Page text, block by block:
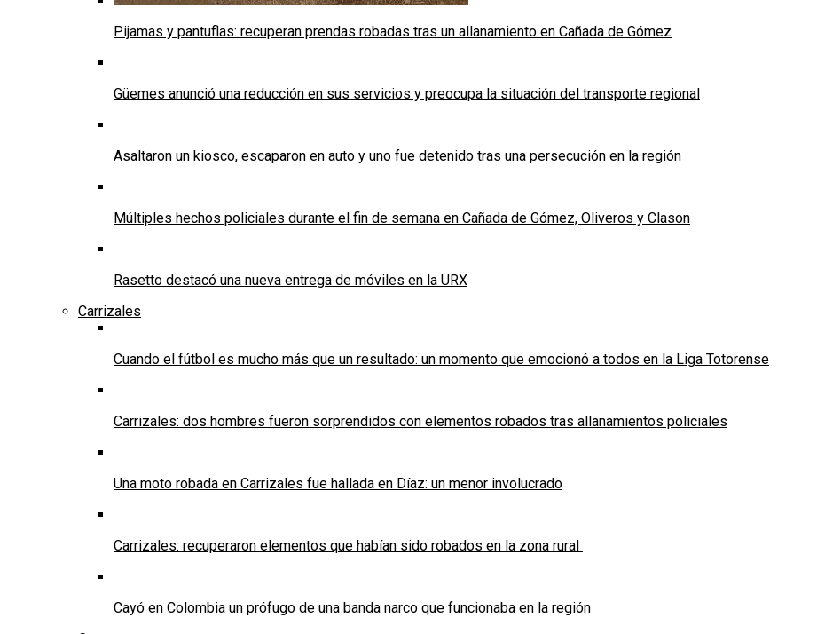
Pijamas y pantuflas: recuperan prendas robadas tras un allanamiento en Cañada de Gómez
Güemes anunció una reducción en sus servicios y preocupa la situación del transporte regional
Asaltaron un kiosco, escaparon en auto y uno fue detenido tras una persecución en la región
Múltiples hechos policiales durante el fin de semana en Cañada de Gómez, Oliveros y Clason
Rasetto destacó una nueva entrega de móviles en la URX
Carrizales
Cuando el fútbol es mucho más que un resultado: un momento que emocionó a todos en la Liga Totorense
Carrizales: dos hombres fueron sorprendidos con elementos robados tras allanamientos policiales
Una moto robada en Carrizales fue hallada en Díaz: un menor involucrado
Carrizales: recuperaron elementos que habían sido robados en la zona rural
Cayó en Colombia un prófugo de una banda narco que funcionaba en la región